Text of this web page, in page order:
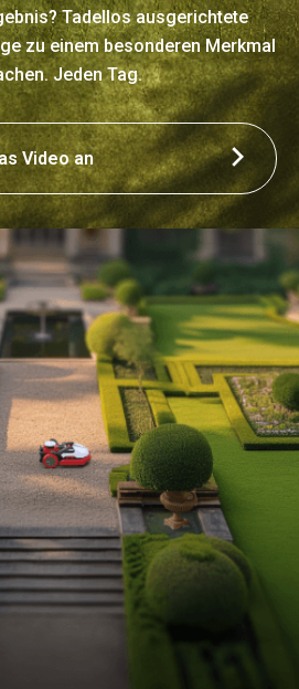
Tadellos ausgerichtete
zu einem besonderen Merkmal
Jeden Tag.
Video an